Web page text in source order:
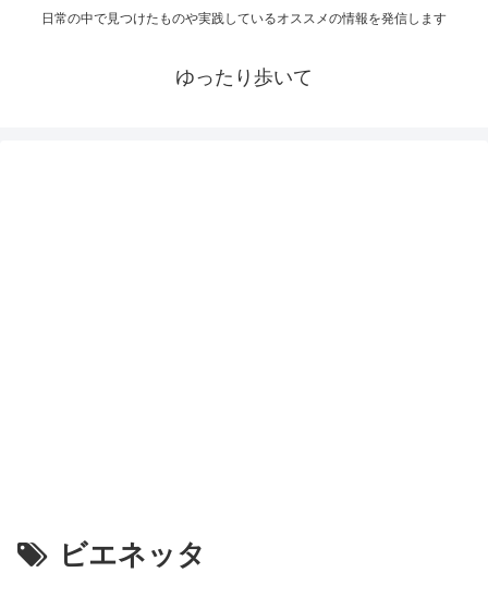
日常の中で見つけたものや実践しているオススメの情報を発信します
ゆったり歩いて
ビエネッタ